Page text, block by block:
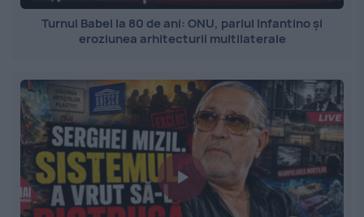
Turnul Babel la 80 de ani: ONU, pariul Infantino și
eroziunea arhitecturii multilaterale